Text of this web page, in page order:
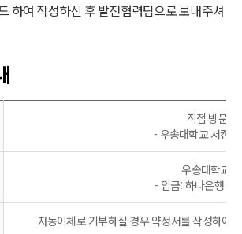
하여 작성하신 후 발전협력팀으로 보내주셔
직접 방문하
- 우송대학교 서캠
우송대학교
- 입금: 하나은행
자동이체로 기부하실 경우 약정서를 작성하여